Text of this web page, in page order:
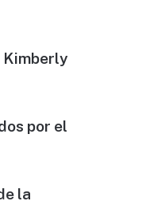
Kimberly
por el
la